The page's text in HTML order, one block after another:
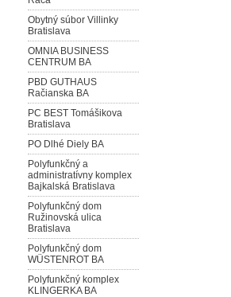
Obytný súbor Villinky
Bratislava
OMNIA BUSINESS
CENTRUM BA
PBD GUTHAUS
Račianska BA
PC BEST Tomášikova
Bratislava
PO Dlhé Diely BA
Polyfunkčný a
administratívny komplex
Bajkalská Bratislava
Polyfunkčný dom
Ružinovská ulica
Bratislava
Polyfunkčný dom
WÜSTENROT BA
Polyfunkčný komplex
KLINGERKA BA